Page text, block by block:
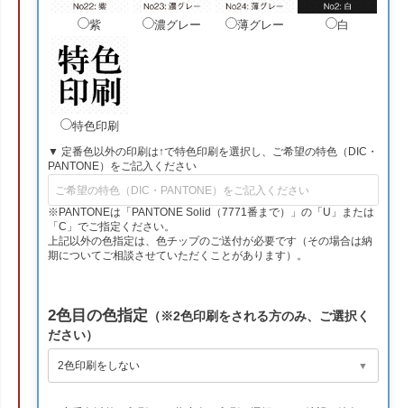
紫 濃グレー 薄グレー 白
特色印刷
▼ 定番色以外の印刷は↑で特色印刷を選択し、ご希望の特色（DIC・
PANTONE）をご記入ください
※PANTONEは「PANTONE Solid（7771番まで）」の「U」または
「C」でご指定ください。
上記以外の色指定は、色チップのご送付が必要です（その場合は納
期についてご相談させていただくことがあります）。
2色目の色指定 （※2色印刷をされる方のみ、ご選択く
ださい）